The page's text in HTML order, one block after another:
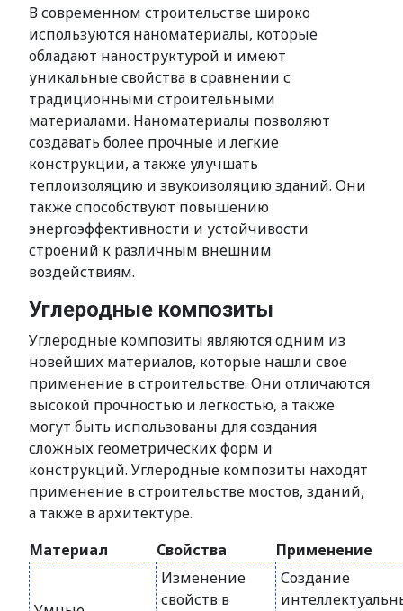
В современном строительстве широко
используются наноматериалы, которые
обладают наноструктурой и имеют
уникальные свойства в сравнении с
традиционными строительными
материалами. Наноматериалы позволяют
создавать более прочные и легкие
конструкции, а также улучшать
теплоизоляцию и звукоизоляцию зданий. Они
также способствуют повышению
энергоэффективности и устойчивости
строений к различным внешним
воздействиям.
Углеродные композиты
Углеродные композиты являются одним из
новейших материалов, которые нашли свое
применение в строительстве. Они отличаются
высокой прочностью и легкостью, а также
могут быть использованы для создания
сложных геометрических форм и
конструкций. Углеродные композиты находят
применение в строительстве мостов, зданий,
а также в архитектуре.
Материал
Свойства Применение
Изменение
свойств в
Создание